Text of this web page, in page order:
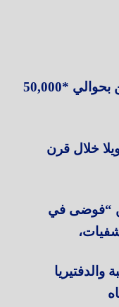
تقدر الأمم المتحدة عدد المفقودين بحوالي *50,000
خلال قرن
“فوضى في